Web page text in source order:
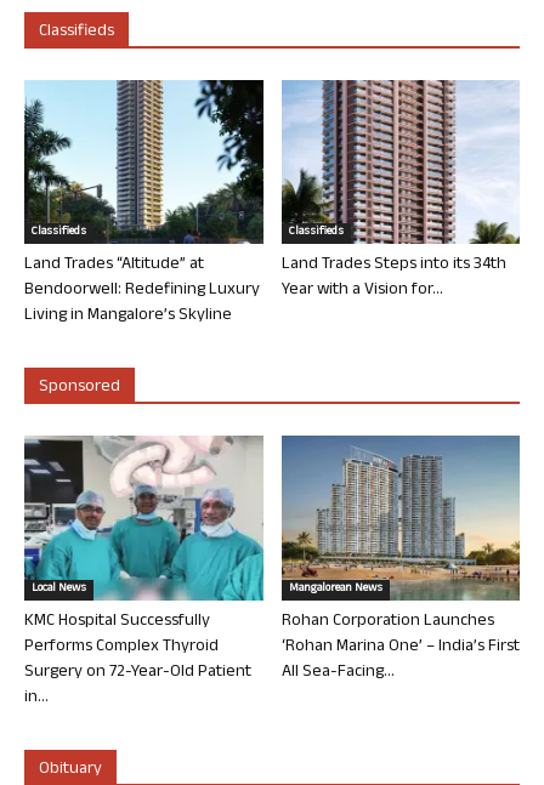
Classifieds
Classifieds
Land Trades “Altitude” at
Bendoorwell: Redefining Luxury
Living in Mangalore’s Skyline
Classifieds
Land Trades Steps into its 34th
Year with a Vision for...
Sponsored
Local News
KMC Hospital Successfully
Performs Complex Thyroid
Surgery on 72-Year-Old Patient
in...
Mangalorean News
Rohan Corporation Launches
‘Rohan Marina One’ – India’s First
All Sea-Facing...
Obituary